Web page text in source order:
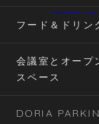
フード＆ドリン
会議室とオープ
スペース
DORIA